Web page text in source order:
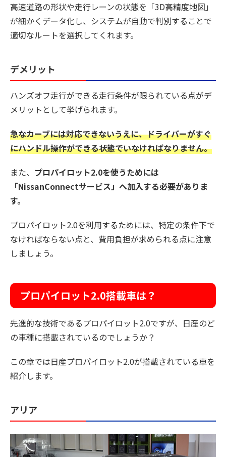
高速道路の形状や走行レーンの状態を「3D高精度地図」
が細かくデータ化し、システムが自動で判別することで
適切なルートを選択してくれます。
デメリット
ハンズオフ走行ができる走行条件が限られている点がデ
メリットとして挙げられます。
急なカーブには対応できないうえに、ドライバーがすぐ
にハンドル操作ができる状態でいなければなりません。
また、 プロパイロット2.0を使うためには
「NissanConnectサービス」へ加入する必要がありま
す。
プロパイロット2.0を利用するためには、特定の条件下で
なければならない点と、費用負担が求められる点に注意
しましょう。
プロパイロット2.0搭載車は？
先進的な技術であるプロパイロット2.0ですが、日産のど
の車種に搭載されているのでしょうか？
この章では日産プロパイロット2.0が搭載されている車を
紹介します。
アリア